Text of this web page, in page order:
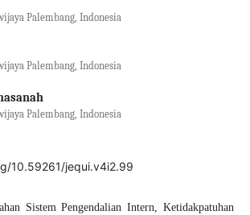
Palembang, Indonesia
Palembang, Indonesia
Palembang, Indonesia
10.59261/jequi.v4i2.99
Sistem Pengendalian Intern, Ketidakpatuhan